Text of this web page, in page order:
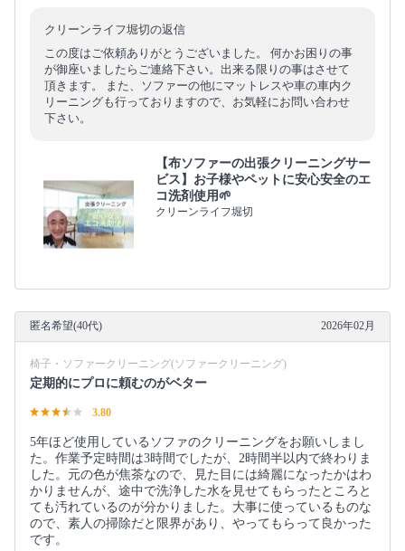
クリーンライフ堀切の返信
この度はご依頼ありがとうございました。 何かお困りの事
が御座いましたらご連絡下さい。出来る限りの事はさせて
頂きます。 また、ソファーの他にマットレスや車の車内ク
リーニングも行っておりますので、お気軽にお問い合わせ
下さい。
【布ソファーの出張クリーニングサー
ビス】お子様やペットに安心安全のエ
コ洗剤使用🌱
クリーンライフ堀切
匿名希望(40代) 2026年02月
椅子・ソファークリーニング(ソファークリーニング)
定期的にプロに頼むのがベター
3.80
5年ほど使用しているソファのクリーニングをお願いしまし
た。作業予定時間は3時間でしたが、2時間半以内で終わりま
した。元の色が焦茶なので、見た目には綺麗になったかはわ
かりませんが、途中で洗浄した水を見せてもらったところと
ても汚れているのが分かりました。大事に使っているものな
ので、素人の掃除だと限界があり、やってもらって良かった
です。